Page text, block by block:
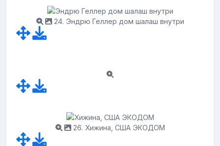
24. Эндрю Геллер дом шалаш внутри
26. Хижина, США ЭКОДОМ